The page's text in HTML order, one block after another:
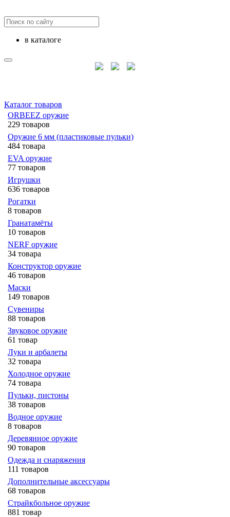
в каталоге
Каталог товаров
ORBEEZ оружие
229 товаров
Оружие 6 мм (пластиковые пульки)
484 товара
EVA оружие
77 товаров
Игрушки
636 товаров
Рогатки
8 товаров
Гранатамёты
10 товаров
NERF оружие
34 товара
Конструктор оружие
46 товаров
Маски
149 товаров
Сувениры
88 товаров
Звуковое оружие
61 товар
Луки и арбалеты
32 товара
Холодное оружие
74 товара
Пульки, пистоны
38 товаров
Водное оружие
8 товаров
Деревянное оружие
90 товаров
Одежда и снаряжения
111 товаров
Дополнительные аксессуары
68 товаров
Страйкбольное оружие
881 товар